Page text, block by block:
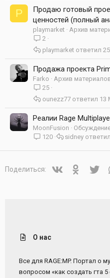
P
Продаю готовый
ценностей (полный
playmarket
Архив
2
playmarket
Продажа проекта
Farko
Архив
25
13
ounezz77
Реалии Rage
MoonFusion
120
sidney
Поделиться: Vkontakte
О нас
Все для RAGE:MP. Портал о
вопросом «как создать гта 5